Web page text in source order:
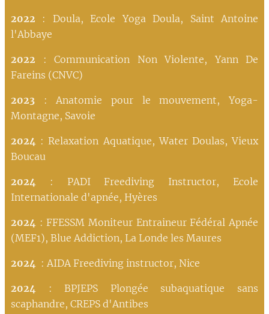
2022 : Doula, Ecole Yoga Doula, Saint Antoine
l'Abbaye
2022
: Communication Non Violente, Yann De
Fareins (CNVC)
2023
: Anatomie pour le mouvement, Yoga-
Montagne, Savoie
2024 : Relaxation Aquatique, Water Doulas, Vieux
Boucau
2024
: PADI Freediving Instructor, Ecole
Internationale d'apnée, Hyères
2024 : FFESSM Moniteur Entraineur Fédéral Apnée
(MEF1), Blue Addiction, La Londe les Maures
2024 : AIDA Freediving instructor, Nice
2024
: BPJEPS Plongée subaquatique sans
scaphandre, CREPS d'Antibes